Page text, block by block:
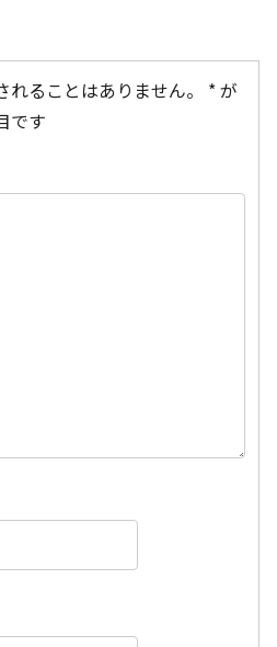
ることはありません。
*が
です